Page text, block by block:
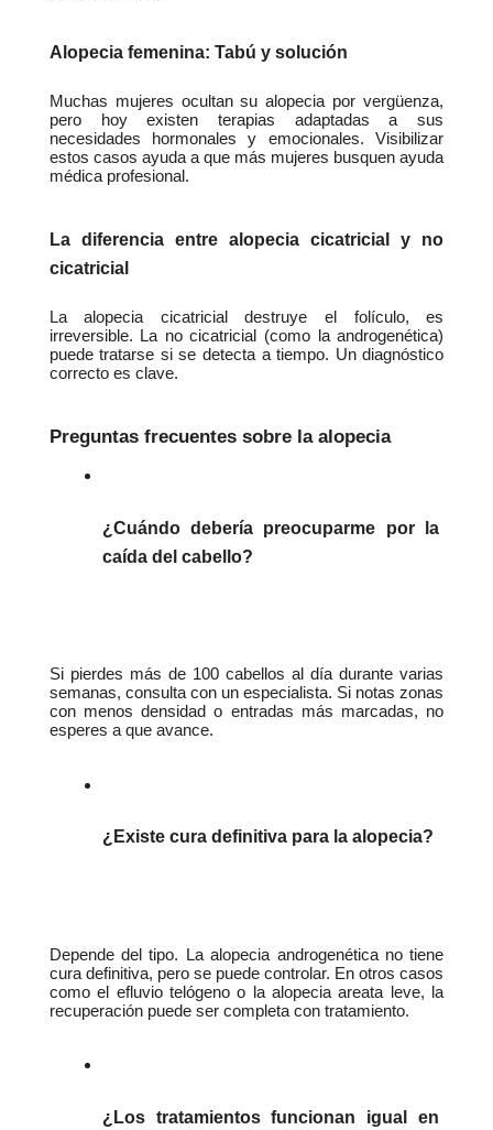
Alopecia femenina: Tabú y solución
Muchas mujeres ocultan su alopecia por vergüenza,
pero hoy existen terapias adaptadas a sus
necesidades hormonales y emocionales. Visibilizar
estos casos ayuda a que más mujeres busquen ayuda
médica profesional.
La diferencia entre alopecia cicatricial y no
cicatricial
La alopecia cicatricial destruye el folículo, es
irreversible. La no cicatricial (como la androgenética)
puede tratarse si se detecta a tiempo. Un diagnóstico
correcto es clave.
Preguntas frecuentes sobre la alopecia
¿Cuándo debería preocuparme por la
caída del cabello?
Si pierdes más de 100 cabellos al día durante varias
semanas, consulta con un especialista. Si notas zonas
con menos densidad o entradas más marcadas, no
esperes a que avance.
¿Existe cura definitiva para la alopecia?
Depende del tipo. La alopecia androgenética no tiene
cura definitiva, pero se puede controlar. En otros casos
como el efluvio telógeno o la alopecia areata leve, la
recuperación puede ser completa con tratamiento.
¿Los tratamientos funcionan igual en